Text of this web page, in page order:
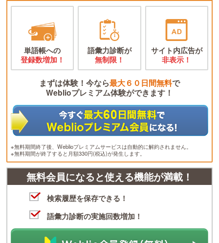
単語帳への
登録数増加！
語彙力診断が
無制限！
サイト内広告が
非表示！
まずは体験！今なら最大６０日間無料で
Weblioプレミアム体験ができます！
※無料期間終了後、Weblioプレミアムサービスは自動的に解約されません。
※無料期間が終了すると月額330円(税込)が発生します。
無料会員になると使える機能が満載！
検索履歴を保存できる！
語彙力診断の実施回数増加！